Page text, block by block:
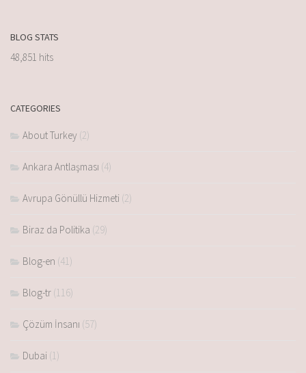
BLOG STATS
48,851 hits
CATEGORIES
About Turkey (2)
Ankara Antlaşması (4)
Avrupa Gönüllü Hizmeti (2)
Biraz da Politika (29)
Blog-en (41)
Blog-tr (116)
Çözüm İnsanı (57)
Dubai (1)